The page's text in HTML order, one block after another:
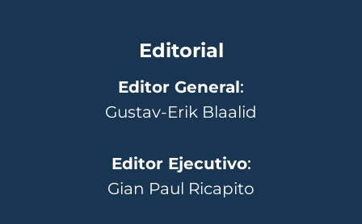
Editorial
Editor General:
Gustav-Erik Blaalid
Editor Ejecutivo:
Gian Paul Ricapito